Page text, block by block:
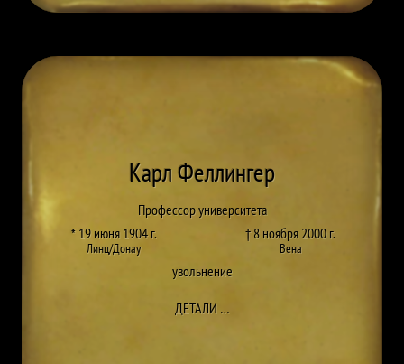
Карл Феллингер
Профессор университета
* 19 июня 1904 г.
Линц/Донау
† 8 ноября 2000 г.
Вена
увольнение
ДЕТАЛИ…ДО KARL FELLINGER